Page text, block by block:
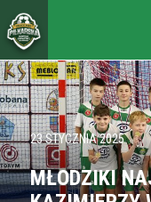
23 STYCZNIA 2025
MŁODZIKI